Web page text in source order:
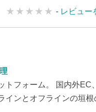
- レビュー
トフォーム。 国内外EC
インとオフラインの垣根